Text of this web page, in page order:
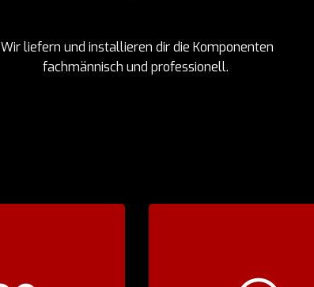
Wir liefern und installieren dir die Komponenten
fachmännisch und professionell.